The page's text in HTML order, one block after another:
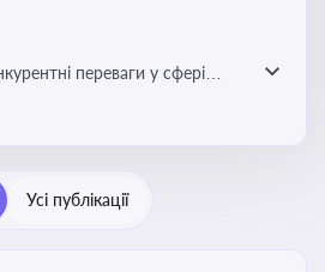
переваги у сфері
Використання новітніх
Усі публікації